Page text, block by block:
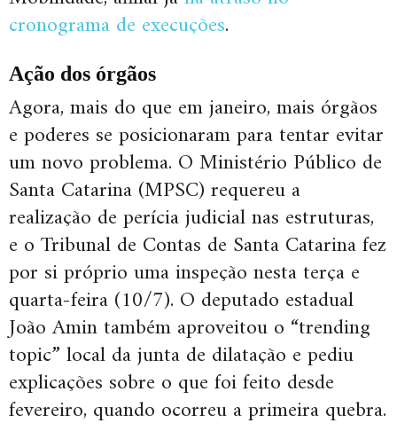
cronograma de execuções.
Ação dos órgãos
Agora, mais do que em janeiro, mais órgãos
e poderes se posicionaram para tentar evitar
um novo problema. O Ministério Público de
Santa Catarina (MPSC) requereu a
realização de perícia judicial nas estruturas,
e o Tribunal de Contas de Santa Catarina fez
por si próprio uma inspeção nesta terça e
quarta-feira (10/7). O deputado estadual
João Amin também aproveitou o “trending
topic” local da junta de dilatação e pediu
explicações sobre o que foi feito desde
fevereiro, quando ocorreu a primeira quebra.